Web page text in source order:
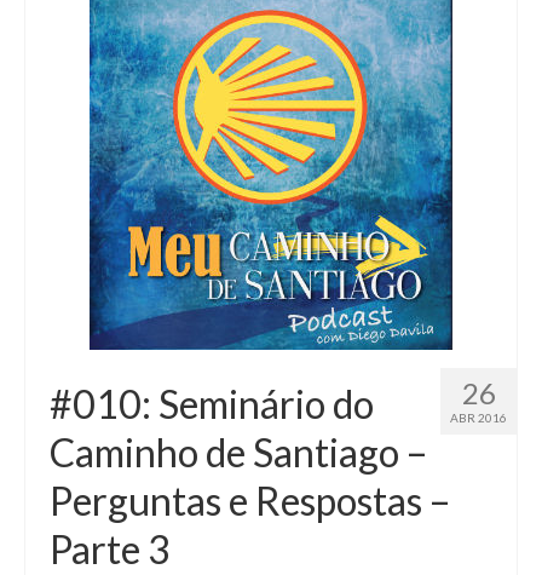
26
ABR 2016
#010: Seminário do
Caminho de Santiago –
Perguntas e Respostas –
Parte 3